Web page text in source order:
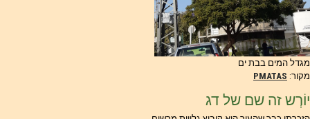
מגדל המים בבת ים
מקור: PMATAS
יוֹרְש זה שם של דג